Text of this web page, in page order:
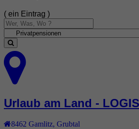
( ein Eintrag )
Urlaub am Land -
8462 Gamlitz Grubtal